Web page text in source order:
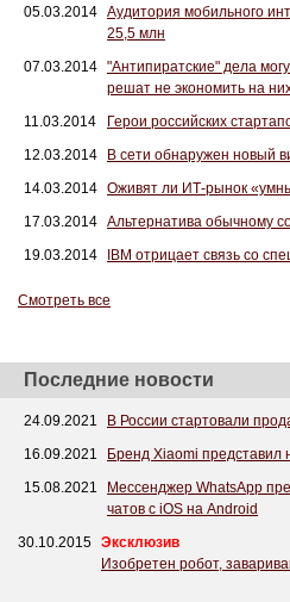
05.03.2014 Аудитория мобильного
25,5 млн
07.03.2014 "Антипиратские" дела
решат не экономить на
11.03.2014
Герои российских
12.03.2014
В сети обнаружен новый
14.03.2014 Оживят ли ИТ-рынок
17.03.2014 Альтернатива обычному
19.03.2014
IBM отрицает связь со
Смотреть все
Последние новости
24.09.2021
В России стартовали
16.09.2021
Бренд Xiaomi
15.08.2021
Мессенджер WhatsApp
чатов с iOS на Android
30.10.2015 Эксклюзив
Изобретен робот,